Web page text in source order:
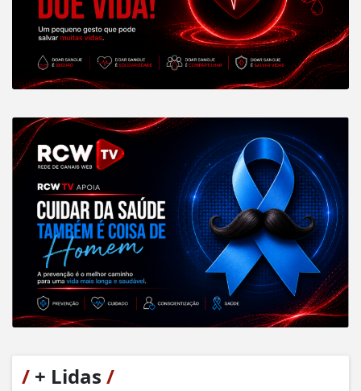
/ + Lidas /